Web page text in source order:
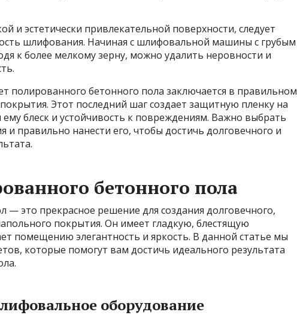
и эстетически привлекательной поверхности, следует
шлифования. Начиная с шлифовальной машины с грубым
к более мелкому зерну, можно удалить неровности и
полированного бетонного пола заключается в правильном
Этот последний шаг создает защитную пленку на
блеск и устойчивость к повреждениям. Важно выбрать
и правильно нанести его, чтобы достичь долговечного и
бетонного пола
это прекрасное решение для создания долговечного,
покрытия. Он имеет гладкую, блестящую
помещению элегантность и яркость. В данной статье мы
которые помогут вам достичь идеального результата
оборудование